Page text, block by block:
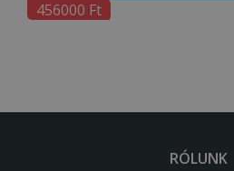
456000 Ft
RÓLUNK